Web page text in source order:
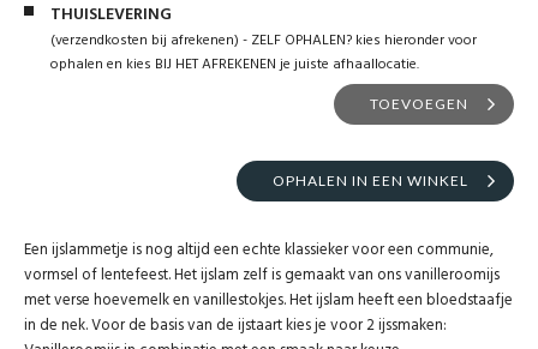
THUISLEVERING
(verzendkosten bij afrekenen) - ZELF OPHALEN? kies hieronder voor
ophalen en kies BIJ HET AFREKENEN je juiste afhaallocatie.
TOEVOEGEN
OPHALEN IN EEN WINKEL
Een ijslammetje is nog altijd een echte klassieker voor een communie,
vormsel of lentefeest. Het ijslam zelf is gemaakt van ons vanilleroomijs
met verse hoevemelk en vanillestokjes. Het ijslam heeft een bloedstaafje
in de nek. Voor de basis van de ijstaart kies je voor 2 ijssmaken: